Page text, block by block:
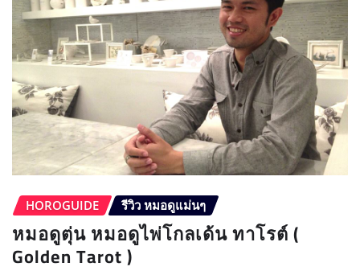
HOROGUIDE รีวิว หมอดูแม่นๆ
หมอดูตุ่น หมอดูไพ่โกลเด้น ทาโรต์ (
Golden Tarot )